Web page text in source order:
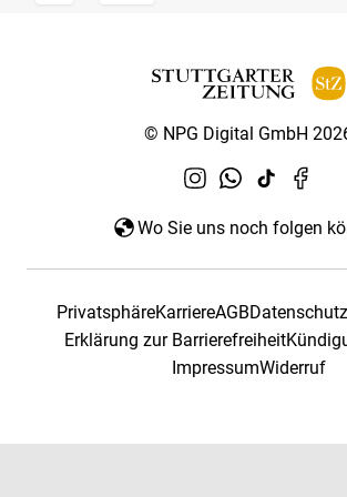
© NPG Digital GmbH
Wo Sie uns noch folgen
PrivatsphäreKarriereAGBDatenschutz
Erklärung zur Barrierefreiheit
ImpressumWiderruf